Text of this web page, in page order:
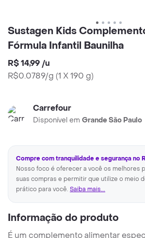
Sustagen Kids
Fórmula Infantil Baunilha
R$ 14,99 /u
R$0.0789/g (1 X 190 g)
Carrefour
Disponível em Grande São Paulo
Compre com tranquilidade e segurança no
Nosso foco é oferecer a você os melhores
suas compras e permitir que utilize o meio
prático para você. Saiba mais...
Informação do produto
É um complemento alimentar